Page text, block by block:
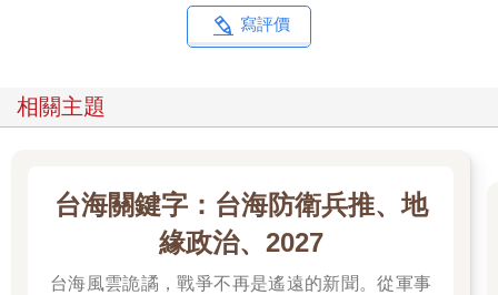
對於那些認為電玩虛假的人來說，這些替身都是假的，他們做出
是遊戲畫面，史汀並沒有透過遊戲實現任何他在現實世界不能做
電玩是虛構的，跟真實世界不一樣，這我完全理解。上次朋友問
我有沒有運動的習慣，我說：「我沒有運動的習慣，但是我在
PS4上操縱的角色都有運動的習慣。」結果被白眼。但虛構就是
虛假嗎？我不同意。
寫評價
相關主題
台海關鍵字：台海防衛兵推、地
緣政治、2027
台海風雲詭譎，戰爭不再是遙遠的新聞。從軍事